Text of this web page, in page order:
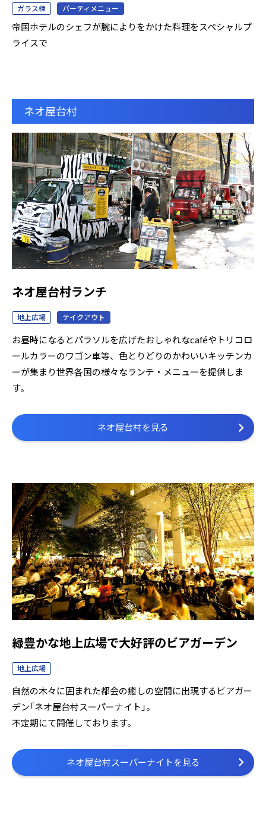
ガラス棟 パーティメニュー
帝国ホテルのシェフが腕によりをかけた料理をスペシャルプ
ライスで
ネオ屋台村
ネオ屋台村ランチ
地上広場 テイクアウト
お昼時になるとパラソルを広げたおしゃれなcaféやトリコロ
ールカラーのワゴン車等、色とりどりのかわいいキッチンカ
ーが集まり世界各国の様々なランチ・メニューを提供しま
す。
ネオ屋台村を見る
緑豊かな地上広場で大好評のビアガーデン
地上広場
自然の木々に囲まれた都会の癒しの空間に出現するビアガー
デン「ネオ屋台村スーパーナイト」。
不定期にて開催しております。
ネオ屋台村スーパーナイトを見る